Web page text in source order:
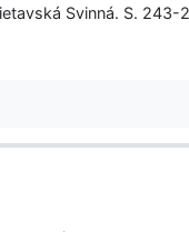
Svinná. S. 243-